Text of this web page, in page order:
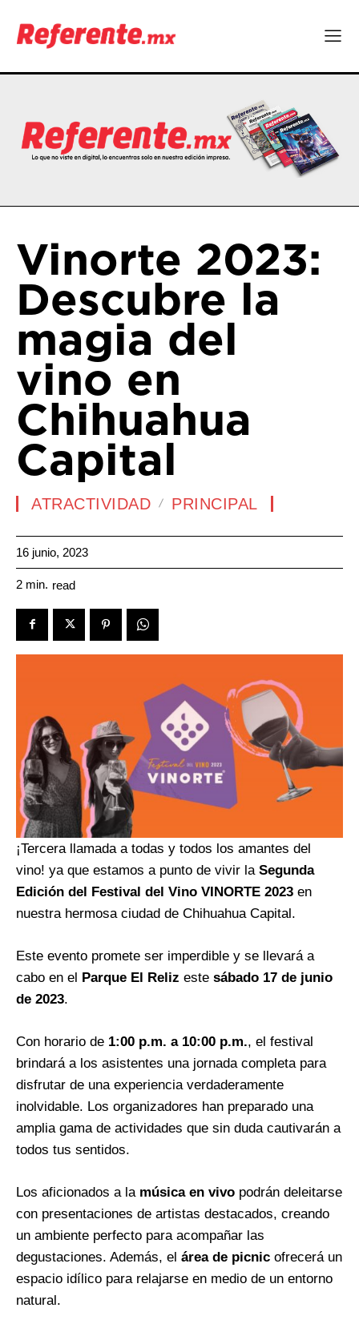
Vinorte 2023:
Descubre la
magia del
vino en
Chihuahua
Capital
ATRACTIVIDAD PRINCIPAL
16 junio, 2023
2 min. read
¡Tercera llamada a todas y todos los amantes del
vino! ya que estamos a punto de vivir la Segunda
Edición del Festival del Vino VINORTE 2023 en
nuestra hermosa ciudad de Chihuahua Capital.
Este evento promete ser imperdible y se llevará a
cabo en el
Parque El Reliz este sábado 17 de junio
de 2023.
Con horario de 1:00 p.m. a 10:00 p.m., el festival
brindará a los asistentes una jornada completa para
disfrutar de una experiencia verdaderamente
inolvidable. Los organizadores han preparado una
amplia gama de actividades que sin duda cautivarán a
todos tus sentidos.
Los aficionados a la música en vivo podrán deleitarse
con presentaciones de artistas destacados, creando
un ambiente perfecto para acompañar las
degustaciones. Además, el área de picnic ofrecerá un
espacio idílico para relajarse en medio de un entorno
natural.